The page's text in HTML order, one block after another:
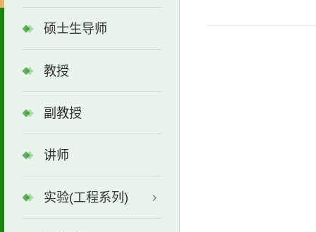
硕士生导师
教授
副教授
讲师
实验(工程系列)